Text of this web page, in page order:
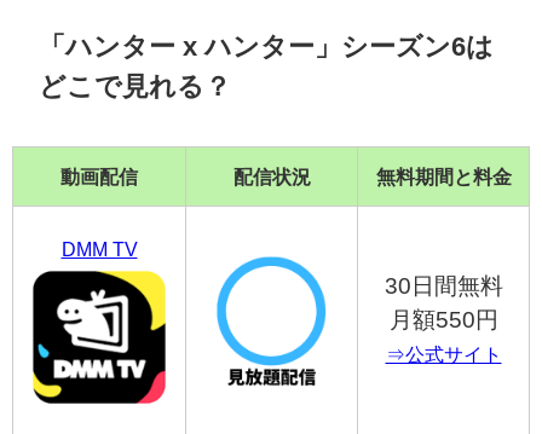
「ハンター x ハンター」シーズン6は
どこで見れる？
動画配信 配信状況 無料期間と料金
DMM TV
30日間無料
月額550円
⇒公式サイト